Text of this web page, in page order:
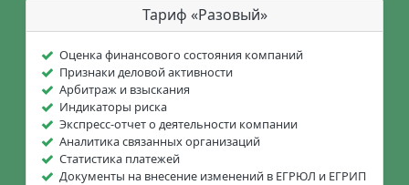
Тариф «Разовый»
Оценка финансового состояния компаний
Признаки деловой активности
Арбитраж и взыскания
Индикаторы риска
Экспресс-отчет о деятельности компании
Аналитика связанных организаций
Статистика платежей
Документы на внесение изменений в ЕГРЮЛ и ЕГРИП